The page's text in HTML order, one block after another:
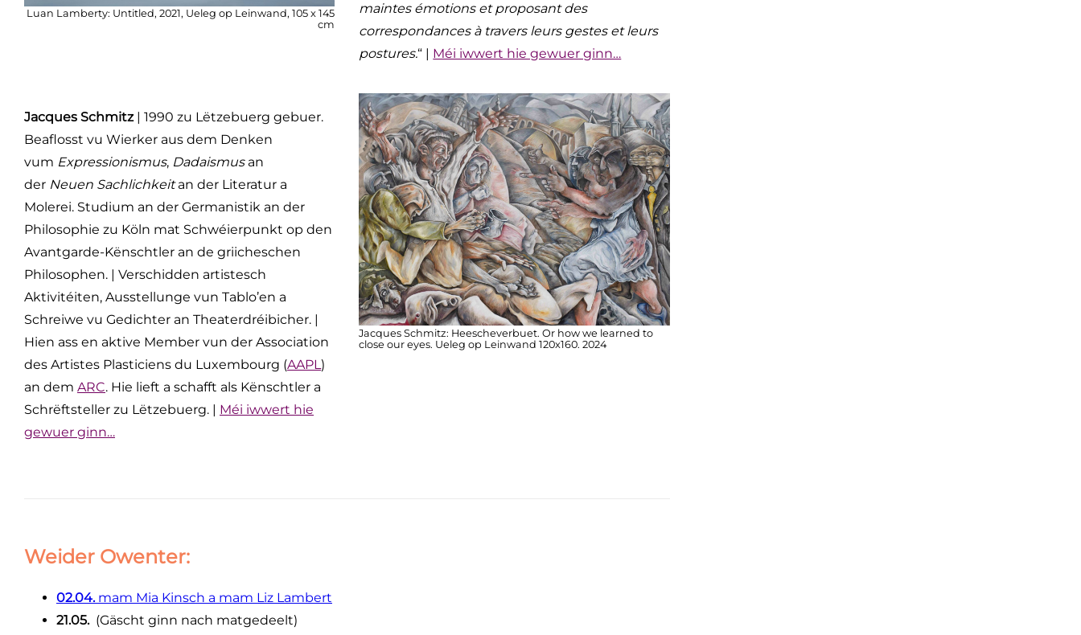
Luan Lamberty: Untitled, 2021, Ueleg op Leinwand, 105 x 145
cm
maintes émotions et proposant des
correspondances à travers leurs gestes et leurs
postures.“ | Méi iwwert hie gewuer ginn…
Jacques Schmitz| 1990 zu Lëtzebuerg gebuer.
Beaflosst vu Wierker aus dem Denken
vum Expressionismus, Dadaismusan
der Neuen Sachlichkeitan der Literatur a
Molerei. Studium an der Germanistik an der
Philosophie zu Köln mat Schwéierpunkt op den
Avantgarde-Kënschtler an de griicheschen
Philosophen. | Verschidden artistesch
Aktivitéiten, Ausstellunge vun Tablo’en a
Schreiwe vu Gedichter an Theaterdréibicher. |
Hien ass en aktive Member vun der Association
des Artistes Plasticiens du Luxembourg (AAPL)
an dem ARC. Hie lieft a schafft als Kënschtler a
Schrëftsteller zu Lëtzebuerg. | Méi iwwert hie
gewuer ginn…
Jacques Schmitz: Heescheverbuet. Or how we learned to
close our eyes. Ueleg op Leinwand 120x160. 2024
Weider Owenter:
02.04. mam Mia Kinsch a mam Liz Lambert
21.05.(Gäscht ginn nach matgedeelt)